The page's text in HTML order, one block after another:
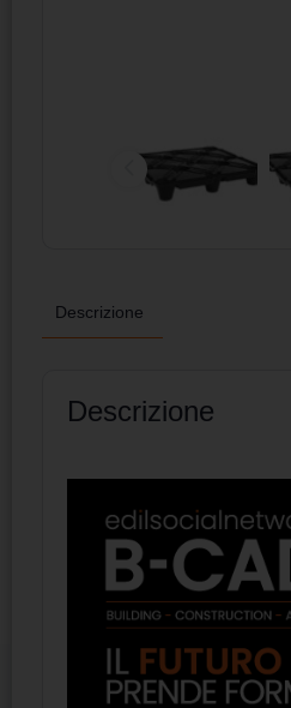
Descrizione
Descrizione